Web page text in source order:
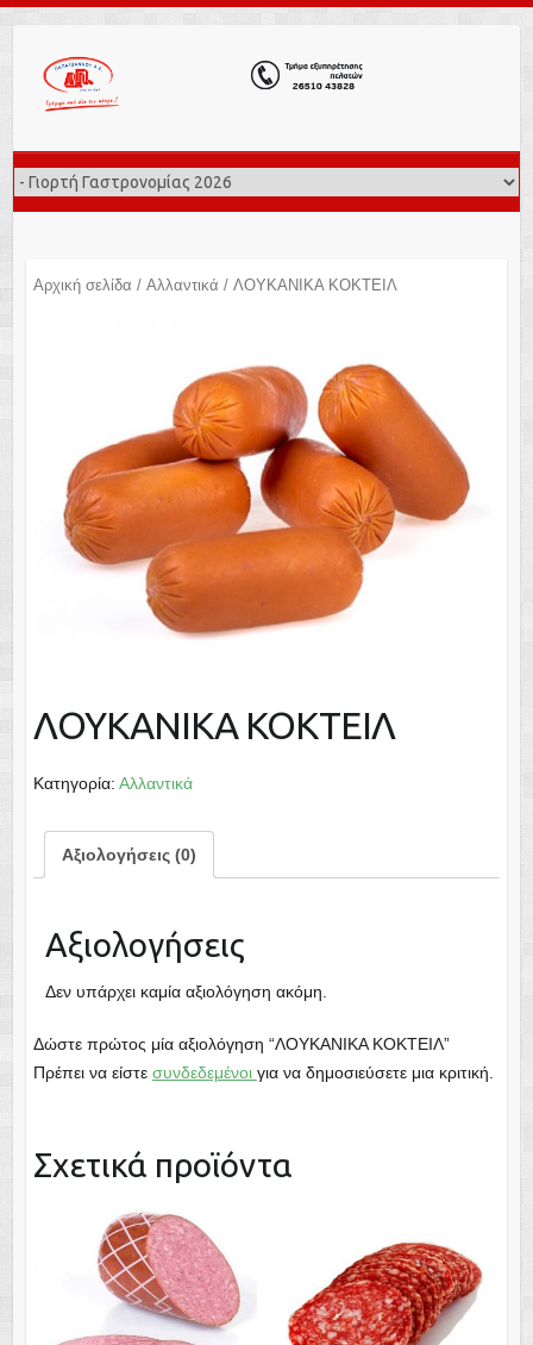
Αρχική σελίδα / Αλλαντικά / ΛΟΥΚΑΝΙΚΑ ΚΟΚΤΕΙΛ
ΛΟΥΚΑΝΙΚΑ ΚΟΚΤΕΙΛ
Κατηγορία: Αλλαντικά
Αξιολογήσεις (0)
Αξιολογήσεις
Δεν υπάρχει καμία αξιολόγηση ακόμη.
Δώστε πρώτος μία αξιολόγηση “ΛΟΥΚΑΝΙΚΑ ΚΟΚΤΕΙΛ”
Πρέπει να είστε συνδεδεμένοι για να δημοσιεύσετε μια κριτική.
Σχετικά προϊόντα